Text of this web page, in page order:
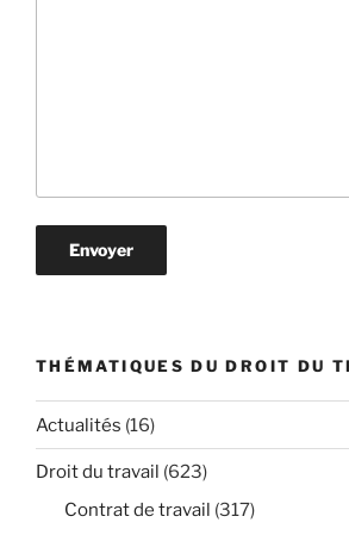
THÉMATIQUES DU DROIT DU
Actualités (16)
Droit du travail (623)
Contrat de travail (317)